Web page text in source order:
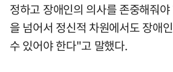
정하고 장애인의 의사를 존중해줘
을 넘어서 정신적 차원에서도 장애
수 있어야 한다"고 말했다.